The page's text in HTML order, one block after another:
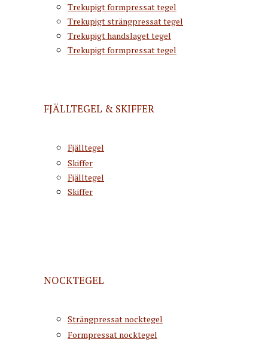
Trekupigt formpressat tegel
Trekupigt strängpressat tegel
Trekupigt handslaget tegel
Trekupigt formpressat tegel
FJÄLLTEGEL & SKIFFER
Fjälltegel
Skiffer
Fjälltegel
Skiffer
NOCKTEGEL
Strängpressat nocktegel
Formpressat nocktegel